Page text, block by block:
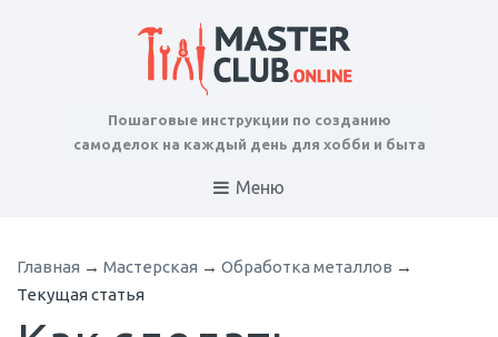
Пошаговые инструкции по созданию
самоделок на каждый день для хобби и быта
Меню
Главная → Мастерская → Обработка металлов →
Текущая статья